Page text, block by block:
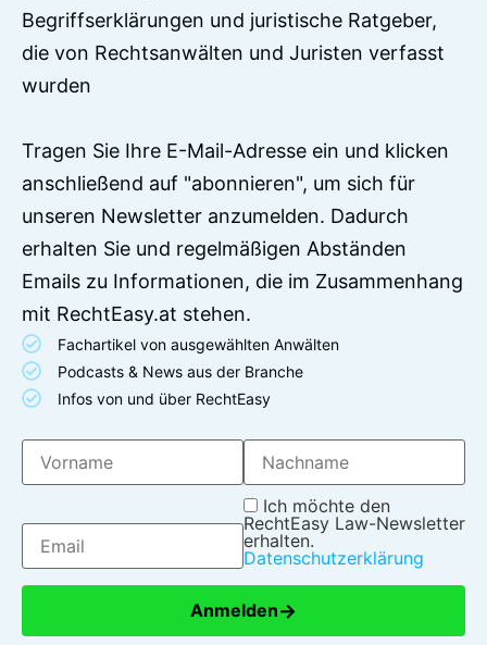
Begriffserklärungen und juristische Ratgeber,
die von Rechtsanwälten und Juristen verfasst
wurden
Tragen Sie Ihre E-Mail-Adresse ein und klicken
anschließend auf "abonnieren", um sich für
unseren Newsletter anzumelden. Dadurch
erhalten Sie und regelmäßigen Abständen
Emails zu Informationen, die im Zusammenhang
mit RechtEasy.at stehen.
Fachartikel von ausgewählten Anwälten
Podcasts & News aus der Branche
Infos von und über RechtEasy
Ich möchte den
RechtEasy Law-Newsletter
erhalten.
Datenschutzerklärung
Anmelden→